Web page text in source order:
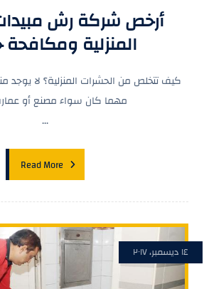
أرخص شركة رش
المنزلية
كيف تتخلص من الحشرات المنزلية؟ لا يوجد
مهما كان سواء مصنع أو
...
Read More
١٤ ديسمبر، ٢٠١٧